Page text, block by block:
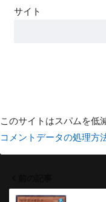
サイト
このサイトはスパムを低
コメントデータの処理方